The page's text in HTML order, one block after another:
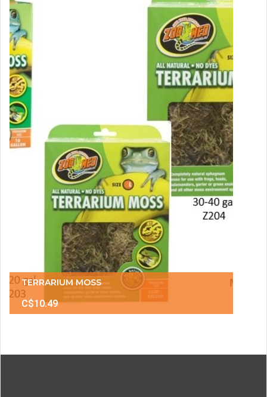
TERRARIUM MOSS
C$10.49